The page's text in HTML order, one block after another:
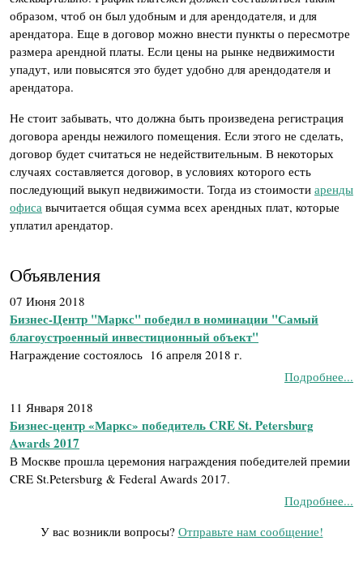
образом, чтоб он был удобным и для арендодателя, и для
арендатора. Еще в договор можно внести пункты о пересмотре
размера арендной платы. Если цены на рынке недвижимости
упадут, или повысятся это будет удобно для арендодателя и
арендатора.
Не стоит забывать, что должна быть произведена регистрация
договора аренды нежилого помещения. Если этого не сделать,
договор будет считаться не недействительным. В некоторых
случаях составляется договор, в условиях которого есть
последующий выкуп недвижимости. Тогда из стоимости аренды
офиса вычитается общая сумма всех арендных плат, которые
уплатил арендатор.
Объявления
07 Июня 2018
Бизнес-Центр "Маркс" победил в номинации "Самый
благоустроенный инвестиционный объект"
Награждение состоялось 16 апреля 2018 г.
Подробнее...
11 Января 2018
Бизнес-центр «Маркс» победитель CRE St. Petersburg
Awards 2017
В Москве прошла церемония награждения победителей премии
CRE St.Petersburg & Federal Awards 2017.
Подробнее...
У вас возникли вопросы? Отправьте нам сообщение!